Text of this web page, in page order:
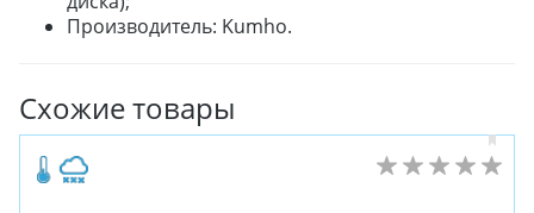
Производитель: Kumho.
Схожие товары